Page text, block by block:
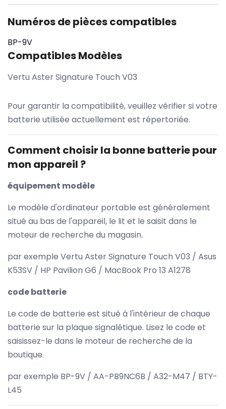
Numéros de pièces compatibles
BP-9V
Compatibles Modèles
Vertu Aster Signature Touch V03
Pour garantir la compatibilité, veuillez vérifier si votre
batterie utilisée actuellement est répertoriée.
Comment choisir la bonne batterie pour
mon appareil ?
équipement modèle
Le modèle d'ordinateur portable est généralement
situé au bas de l'appareil, le lit et le saisit dans le
moteur de recherche du magasin.
par exemple Vertu Aster Signature Touch V03 / Asus
K53SV / HP Pavilion G6 / MacBook Pro 13 A1278
code batterie
Le code de batterie est situé à l'intérieur de chaque
batterie sur la plaque signalétique. Lisez le code et
saisissez-le dans le moteur de recherche de la
boutique.
par exemple BP-9V / AA-PB9NC6B / A32-M47 / BTY-
L45